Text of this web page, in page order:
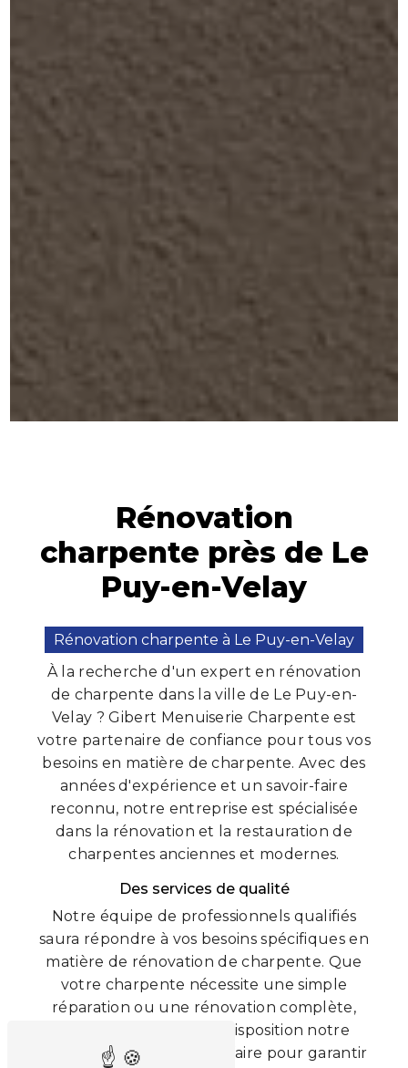
Rénovation
charpente près de Le
Puy-en-Velay
Rénovation charpente à Le Puy-en-Velay
À la recherche d'un expert en rénovation
de charpente dans la ville de Le Puy-en-
Velay ? Gibert Menuiserie Charpente est
votre partenaire de confiance pour tous vos
besoins en matière de charpente. Avec des
années d'expérience et un savoir-faire
reconnu, notre entreprise est spécialisée
dans la rénovation et la restauration de
charpentes anciennes et modernes.
Des services de qualité
Notre équipe de professionnels qualifiés
saura répondre à vos besoins spécifiques en
matière de rénovation de charpente. Que
votre charpente nécessite une simple
réparation ou une rénovation complète,
nous mettons à votre disposition notre
expertise et notre savoir-faire pour garantir